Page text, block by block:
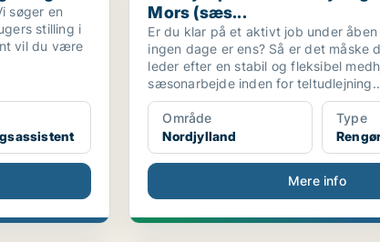
søger en
stilling i
vil du være
Mors (sæs...
Er du klar på et aktivt job under åben
ingen dage er ens? Så er det måske
leder efter en stabil og fleksibel
sæsonarbejde inden for teltudlejning..
Område
Nordjylland
Type
Mere info